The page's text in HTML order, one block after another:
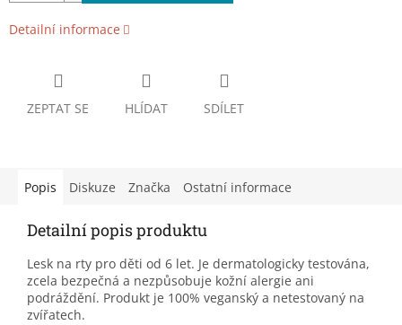
Detailní informace
ZEPTAT SE HLÍDAT SDÍLET
Popis Diskuze Značka Ostatní informace
Detailní popis produktu
Lesk na rty pro děti od 6 let. Je dermatologicky testována,
zcela bezpečná a nezpůsobuje kožní alergie ani
podráždění. Produkt je 100% veganský a netestovaný na
zvířatech.